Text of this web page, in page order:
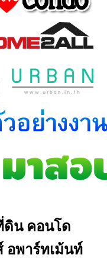
ดิน คอนโด
อพาร์ทเม้นท์